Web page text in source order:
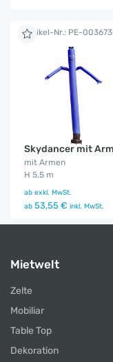
Artikel-Nr.: PE-003673
mit Armen
H 5,5 m
ab exkl. MwSt.
ab 53,55 € inkl. MwSt.
Mietwelt
Zelte
Mobiliar
Table Top
Dekoration